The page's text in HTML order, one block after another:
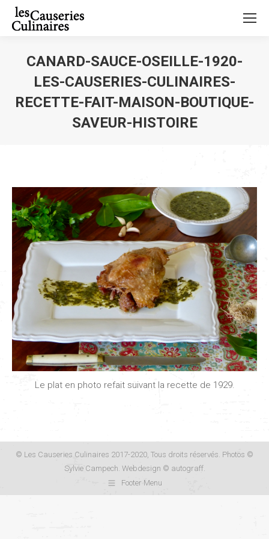
CANARD-SAUCE-OSEILLE-1920-
LES-CAUSERIES-CULINAIRES-
RECETTE-FAIT-MAISON-BOUTIQUE-
SAVEUR-HISTOIRE
Le plat en photo refait suivant la recette de 1929.
© Les Causeries Culinaires 2017-2020, Tous droits réservés. Photos ©
Sylvie Campech. Webdesign © autograff.
Footer Menu